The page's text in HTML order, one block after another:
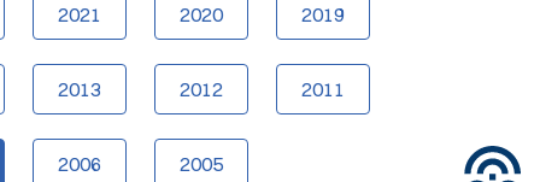
2021 2020 2019
2013 2012 2011
2006 2005